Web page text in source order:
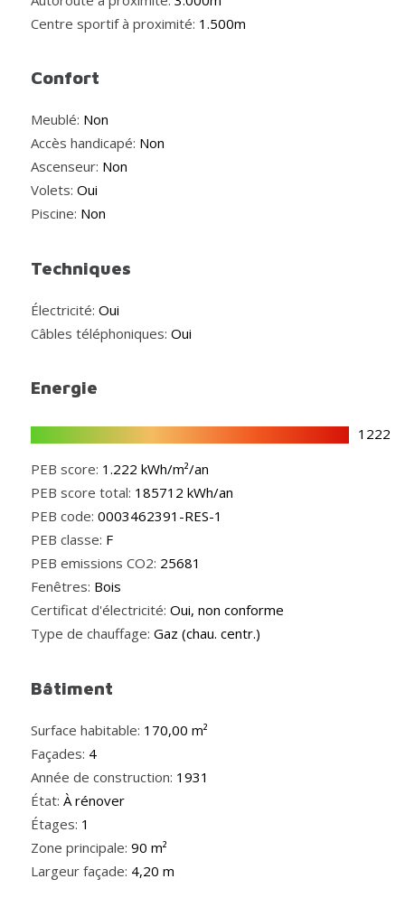
Centre sportif à proximité: 1.500m
Confort
Meublé: Non
Accès handicapé: Non
Ascenseur: Non
Volets: Oui
Piscine: Non
Techniques
Électricité: Oui
Câbles téléphoniques: Oui
Energie
1222
PEB score: 1.222 kWh/m²/an
PEB score total: 185712 kWh/an
PEB code: 0003462391-RES-1
PEB classe: F
PEB emissions CO2: 25681
Fenêtres: Bois
Certificat d'électricité: Oui, non conforme
Type de chauffage: Gaz (chau. centr.)
Bâtiment
Surface habitable: 170,00 m²
Façades: 4
Année de construction: 1931
État: À rénover
Étages: 1
Zone principale: 90 m²
Largeur façade: 4,20 m